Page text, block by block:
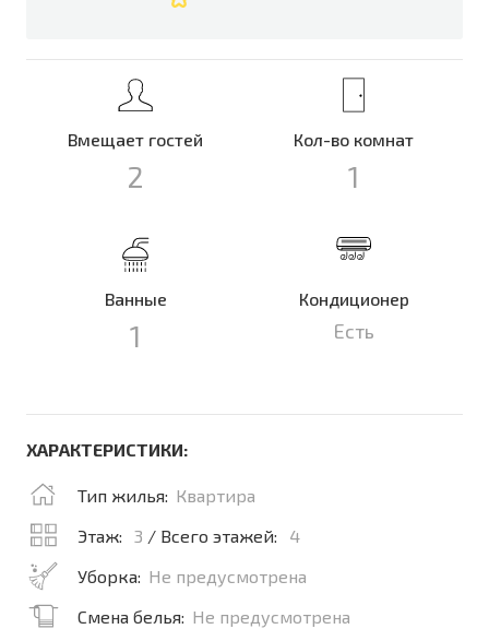
Вмещает гостей
2
Кол-во комнат
1
Ванные
1
Кондиционер
Есть
ХАРАКТЕРИСТИКИ:
Тип жилья: Квартира
Этаж:
3 / Всего этажей:
4
Уборка: Не предусмотрена
Смена белья: Не предусмотрена